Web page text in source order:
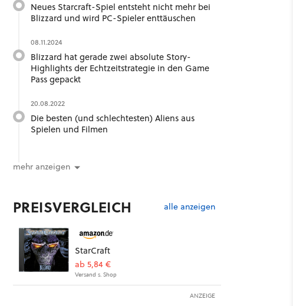
Neues Starcraft-Spiel entsteht nicht mehr bei
Blizzard und wird PC-Spieler enttäuschen
08.11.2024
Blizzard hat gerade zwei absolute Story-
Highlights der Echtzeitstrategie in den Game
Pass gepackt
20.08.2022
Die besten (und schlechtesten) Aliens aus
Spielen und Filmen
mehr anzeigen
PREISVERGLEICH alle anzeigen
StarCraft
ab 5,84 €
Versand s. Shop
ANZEIGE